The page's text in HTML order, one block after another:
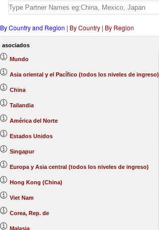
By Country and Region | By Country| By Region
asociados
Mundo
Asia oriental y el Pacífico (todos los niveles de ingreso)
China
Tailandia
América del Norte
Estados Unidos
Singapur
Europa y Asia central (todos los niveles de ingreso)
Hong Kong (China)
Viet Nam
Corea, Rep. de
Malasia